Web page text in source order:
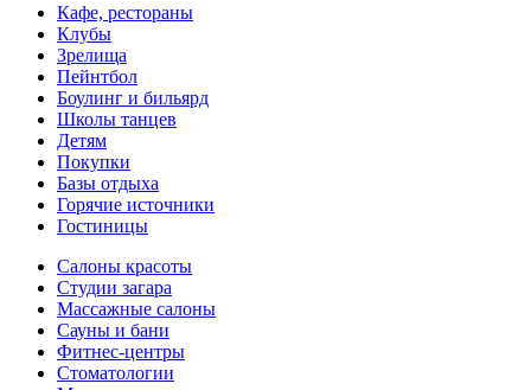
Кафе, рестораны
Клубы
Зрелища
Пейнтбол
Боулинг и бильярд
Школы танцев
Детям
Покупки
Базы отдыха
Горячие источники
Гостиницы
Салоны красоты
Студии загара
Массажные салоны
Сауны и бани
Фитнес-центры
Стоматологии